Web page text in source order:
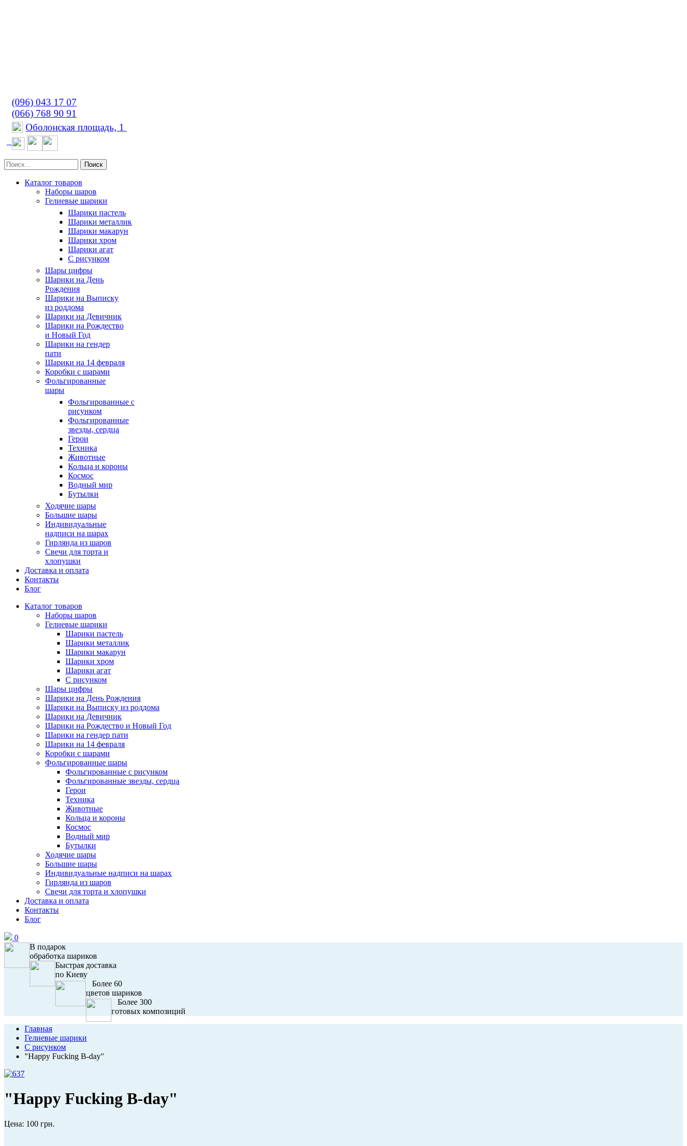
(096) 043 17 07
(066) 768 90 91
Оболонская площадь, 1
Поиск
Каталог товаров
Наборы шаров
Гелиевые шарики
Шарики пастель
Шарики металлик
Шарики макарун
Шарики хром
Шарики агат
С рисунком
Шары цифры
Шарики на День
Рождения
Шарики на Выписку
из роддома
Шарики на Девичник
Шарики на Рождество
и Новый Год
Шарики на гендер
пати
Шарики на 14 февраля
Коробки с шарами
Фольгированные
шары
Фольгированные с
рисунком
Фольгированные
звезды, сердца
Герои
Техника
Животные
Кольца и короны
Космос
Водный мир
Бутылки
Ходячие шары
Большие шары
Индивидуальные
надписи на шарах
Гирлянда из шаров
Свечи для торта и
хлопушки
Доставка и оплата
Контакты
Блог
Каталог товаров
Наборы шаров
Гелиевые шарики
Шарики пастель
Шарики металлик
Шарики макарун
Шарики хром
Шарики агат
С рисунком
Шары цифры
Шарики на День Рождения
Шарики на Выписку из роддома
Шарики на Девичник
Шарики на Рождество и Новый Год
Шарики на гендер пати
Шарики на 14 февраля
Коробки с шарами
Фольгированные шары
Фольгированные с рисунком
Фольгированные звезды, сердца
Герои
Техника
Животные
Кольца и короны
Космос
Водный мир
Бутылки
Ходячие шары
Большие шары
Индивидуальные надписи на шарах
Гирлянда из шаров
Свечи для торта и хлопушки
Доставка и оплата
Контакты
Блог
0
В подарок
обработка шариков
Быстрая доставка
по Киеву
Более 60
цветов шариков
Более 300
готовых композиций
Главная
Гелиевые шарики
С рисунком
"Happy Fucking B-day"
"Happy Fucking B-day"
Цена: 100 грн.